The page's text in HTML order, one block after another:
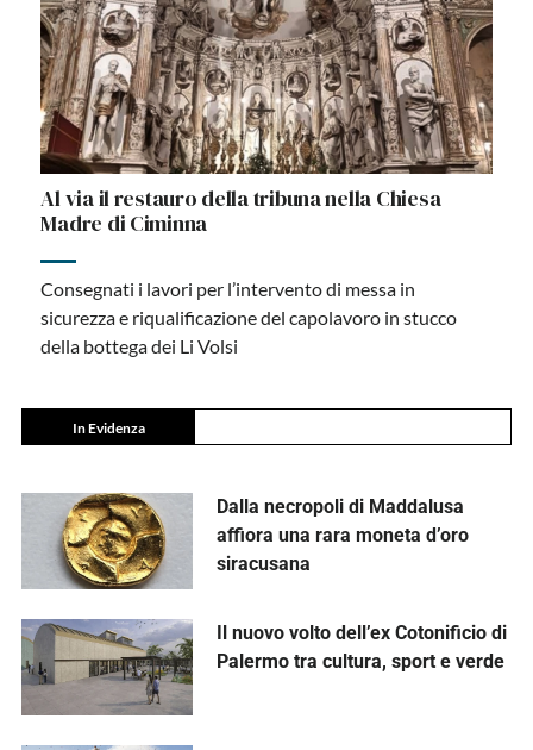
Al via il restauro della tribuna nella Chiesa
Madre di Ciminna
Consegnati i lavori per l’intervento di messa in
sicurezza e riqualificazione del capolavoro in stucco
della bottega dei Li Volsi
Al via i lavori di riqualificazione dell’Anfiteatro